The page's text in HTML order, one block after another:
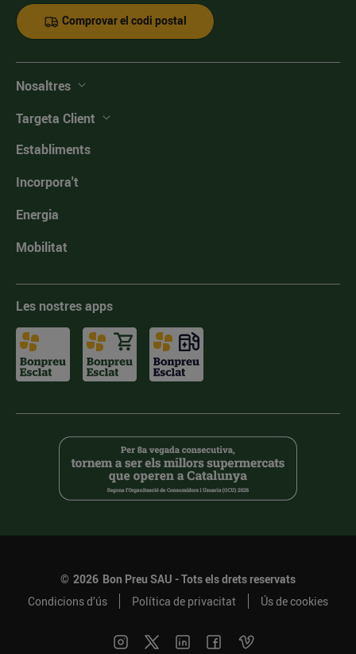
Comprovar el codi postal
Nosaltres
Targeta Client
Establiments
Incorpora't
Energia
Mobilitat
Les nostres apps
© 2026 Bon Preu SAU - Tots els drets reservats
Condicions d’ús
Política de privacitat Ús de cookies